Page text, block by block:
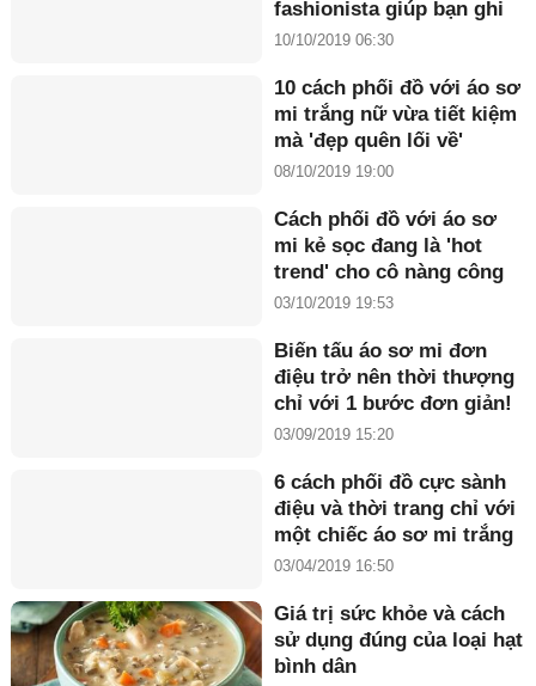
fashionista giúp bạn ghi
điểm mỗi khi xuống phố
10/10/2019 06:30
10 cách phối đồ với áo sơ
mi trắng nữ vừa tiết kiệm
mà 'đẹp quên lối về'
08/10/2019 19:00
Cách phối đồ với áo sơ
mi kẻ sọc đang là 'hot
trend' cho cô nàng công
sở tha hồ điệu đà
03/10/2019 19:53
Biến tấu áo sơ mi đơn
điệu trở nên thời thượng
chỉ với 1 bước đơn giản!
03/09/2019 15:20
6 cách phối đồ cực sành
điệu và thời trang chỉ với
một chiếc áo sơ mi trắng
03/04/2019 16:50
Giá trị sức khỏe và cách
sử dụng đúng của loại hạt
bình dân